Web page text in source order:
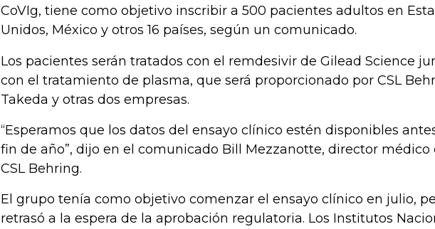
CoVIg, tiene como objetivo inscribir a 500 pacientes adultos en
Unidos, México y otros 16 países, según un comunicado.
Los pacientes serán tratados con el remdesivir de Gilead Science
con el tratamiento de plasma, que será proporcionado por CSL
Takeda y otras dos empresas.
“Esperamos que los datos del ensayo clínico estén disponibles
fin de año”, dijo en el comunicado Bill Mezzanotte, director médico
CSL Behring.
El grupo tenía como objetivo comenzar el ensayo clínico en julio,
retrasó a la espera de la aprobación regulatoria. Los Institutos